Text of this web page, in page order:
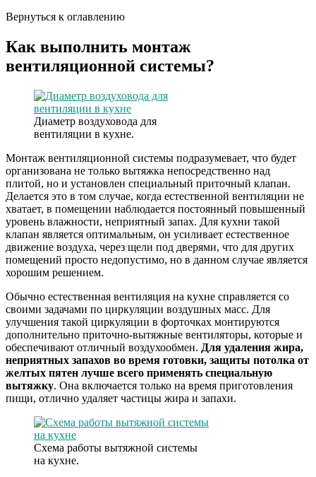
Вернуться к оглавлению
Как выполнить монтаж
вентиляционной системы?
Диаметр воздуховода для
вентиляции в кухне.
Монтаж вентиляционной системы подразумевает, что будет
организована не только вытяжка непосредственно над
плитой, но и установлен специальный приточный клапан.
Делается это в том случае, когда естественной вентиляции не
хватает, в помещении наблюдается постоянный повышенный
уровень влажности, неприятный запах. Для кухни такой
клапан является оптимальным, он усиливает естественное
движение воздуха, через щели под дверями, что для других
помещений просто недопустимо, но в данном случае является
хорошим решением.
Обычно естественная вентиляция на кухне справляется со
своими задачами по циркуляции воздушных масс. Для
улучшения такой циркуляции в форточках монтируются
дополнительно приточно-вытяжные вентиляторы, которые и
обеспечивают отличный воздухообмен. Для удаления жира,
неприятных запахов во время готовки, защиты потолка от
желтых пятен лучше всего применять специальную
вытяжку. Она включается только на время приготовления
пищи, отлично удаляет частицы жира и запахи.
Схема работы вытяжной системы
на кухне.